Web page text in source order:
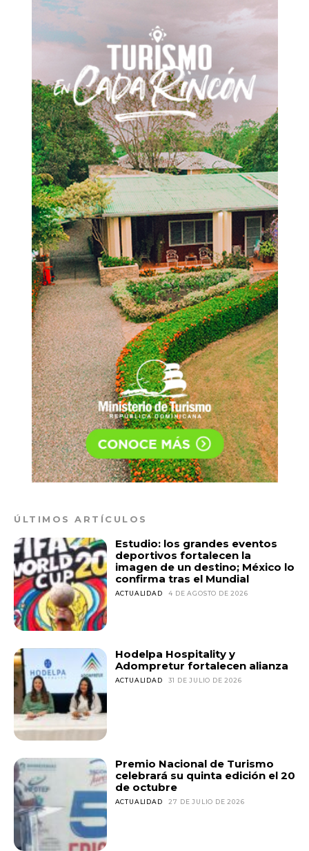
Don't miss
out!
Sing up for our newsletter
to stay in the loop.
ÚLTIMOS ARTÍCULOS
Estudio: los grandes eventos
deportivos fortalecen la
imagen de un destino; México lo
confirma tras el Mundial
ACTUALIDAD 4 DE AGOSTO DE 2026
Hodelpa Hospitality y
Adompretur fortalecen alianza
ACTUALIDAD 31 DE JULIO DE 2026
Premio Nacional de Turismo
celebrará su quinta edición el 20
de octubre
ACTUALIDAD 27 DE JULIO DE 2026